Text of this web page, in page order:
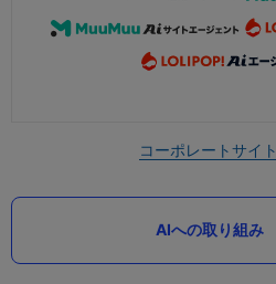
コーポレートサイト
AIへの取り組み